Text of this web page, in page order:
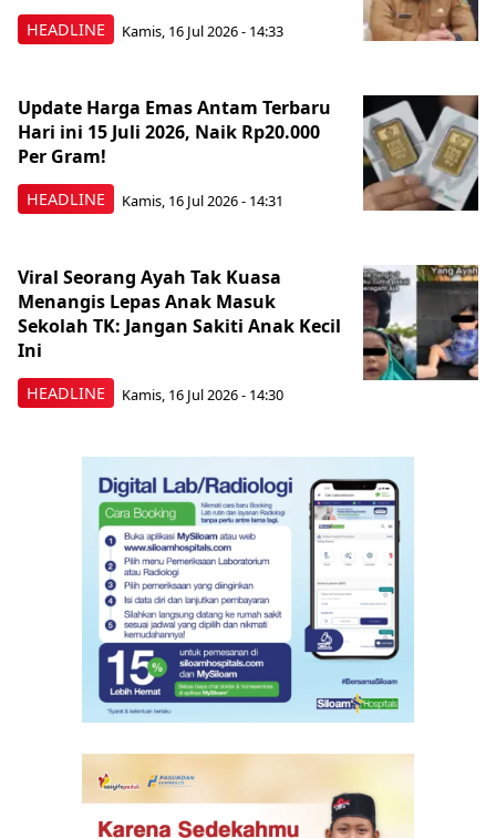
HEADLINE Kamis, 16 Jul 2026 - 14:33
HEADLINE
Update Harga Emas Antam Terbaru
Hari ini 15 Juli 2026, Naik Rp20.000
Per Gram!
Kamis, 16 Jul 2026 - 14:31
HEADLINE
Viral Seorang Ayah Tak Kuasa
Menangis Lepas Anak Masuk
Sekolah TK: Jangan Sakiti Anak Kecil
Ini
Kamis, 16 Jul 2026 - 14:30